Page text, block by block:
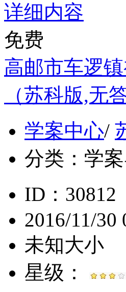
详细内容
免费
高邮市车逻
（苏科版,无
学案中心/
分类： 学
ID：30812
2016/11/30
未知大小
星级：